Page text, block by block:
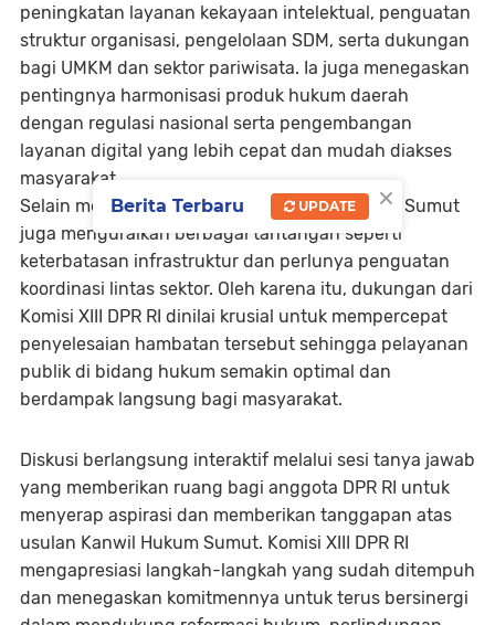
peningkatan layanan kekayaan intelektual, penguatan
struktur organisasi, pengelolaan SDM, serta dukungan
bagi UMKM dan sektor pariwisata. Ia juga menegaskan
pentingnya harmonisasi produk hukum daerah
dengan regulasi nasional serta pengembangan
layanan digital yang lebih cepat dan mudah diakses
masyarakat.
Selain menyampaikan capaian, Kanwil Hukum Sumut
juga menguraikan berbagai tantangan seperti
keterbatasan infrastruktur dan perlunya penguatan
koordinasi lintas sektor. Oleh karena itu, dukungan dari
Komisi XIII DPR RI dinilai krusial untuk mempercepat
penyelesaian hambatan tersebut sehingga pelayanan
publik di bidang hukum semakin optimal dan
berdampak langsung bagi masyarakat.
Diskusi berlangsung interaktif melalui sesi tanya jawab
yang memberikan ruang bagi anggota DPR RI untuk
menyerap aspirasi dan memberikan tanggapan atas
usulan Kanwil Hukum Sumut. Komisi XIII DPR RI
mengapresiasi langkah-langkah yang sudah ditempuh
dan menegaskan komitmennya untuk terus bersinergi
×
Berita Terbaru UPDATE